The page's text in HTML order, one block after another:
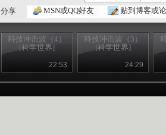
分享
MSN或QQ好友 贴到博客或
科技冲击波（4）
[科学世界]
22:53
科技冲击波（3）
[科学世界]
24:29